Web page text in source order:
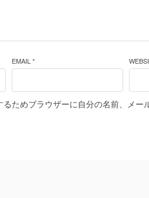
EMAIL *
ためブラウザーに自分の名前、メー